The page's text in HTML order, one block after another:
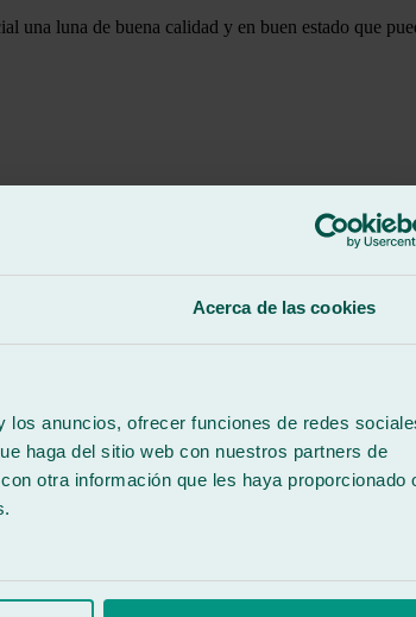
Acerca de las cookies
anuncios, ofrecer funciones de redes
haga del sitio web con nuestros partners de
otra información que les haya proporcionado
una luna de buena calidad y en buen estado que
automóvil o de camión, contando con los mejores
y con amplia experiencia.
solucionar cualquier incidente. Aunque no en
y atención las 24 horas para solucionar